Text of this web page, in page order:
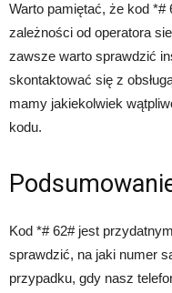
Warto pamiętać, że kod *#
zależności od operatora
zawsze warto sprawdzić
skontaktować się z
mamy jakiekolwiek
kodu.
Kod *# 62# jest
sprawdzić, na jaki numer
przypadku, gdy nasz